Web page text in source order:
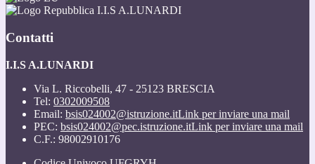
I.I.S A.LUNARDI
Contatti
I.I.S A.LUNARDI
Via L. Riccobelli, 47 - 25123 BRESCIA
Tel: 0302009508
Email: bsis024002@istruzione.itLink per inviare una mail
PEC: bsis024002@pec.istruzione.itLink per inviare una mail
C.F.: 98002910176